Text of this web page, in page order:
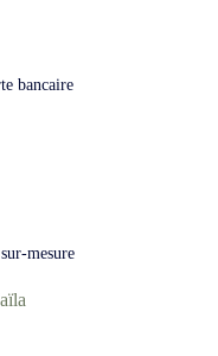
bancaire
mesure